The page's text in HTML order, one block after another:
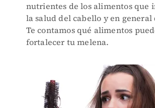
nutrientes de los alimentos que
la salud del cabello y en general
Te contamos qué alimentos
fortalecer tu melena.